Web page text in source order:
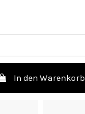
In den Warenkorb